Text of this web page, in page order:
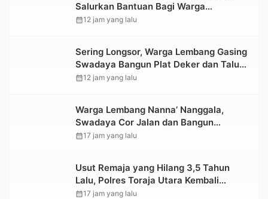
Salurkan Bantuan Bagi Warga
Terdampak Longsor di Buntu Pepasan
calendar_month12 jam yang lalu
Sering Longsor, Warga Lembang Gasing
Swadaya Bangun Plat Deker dan Talut
Jalan Penghubung Antar Lembang
calendar_month12 jam yang lalu
Warga Lembang Nanna’ Nanggala,
Swadaya Cor Jalan dan Bangun
Jembatan
calendar_month17 jam yang lalu
Usut Remaja yang Hilang 3,5 Tahun
Lalu, Polres Toraja Utara Kembali
Datangi TKP
calendar_month17 jam yang lalu